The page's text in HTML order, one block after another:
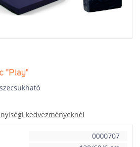
"Play"
kedvezményeknél
0000707